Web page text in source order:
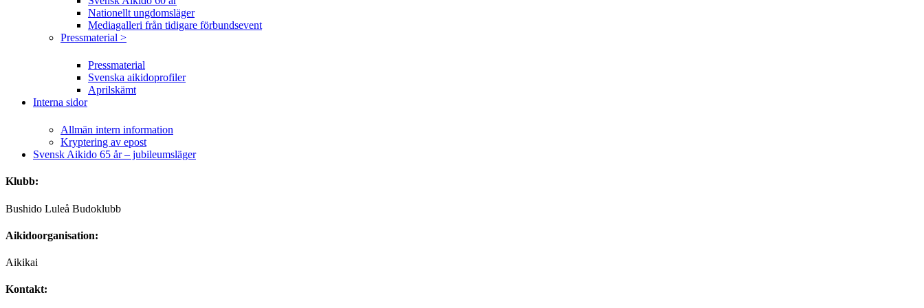
Nationellt ungdomsläger
Mediagalleri från tidigare förbundsevent
Pressmaterial >
Pressmaterial
Svenska aikidoprofiler
Aprilskämt
Interna sidor
Allmän intern information
Kryptering av epost
Svensk Aikido 65 år – jubileumsläger
Klubb:
Bushido Luleå Budoklubb
Aikidoorganisation:
Aikikai
Kontakt: